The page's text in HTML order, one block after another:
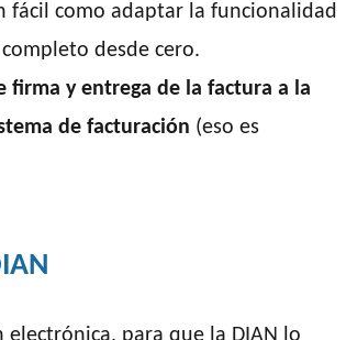
fácil como adaptar la funcionalidad
desde cero.
firma y entrega de la factura a la
de facturación (eso es